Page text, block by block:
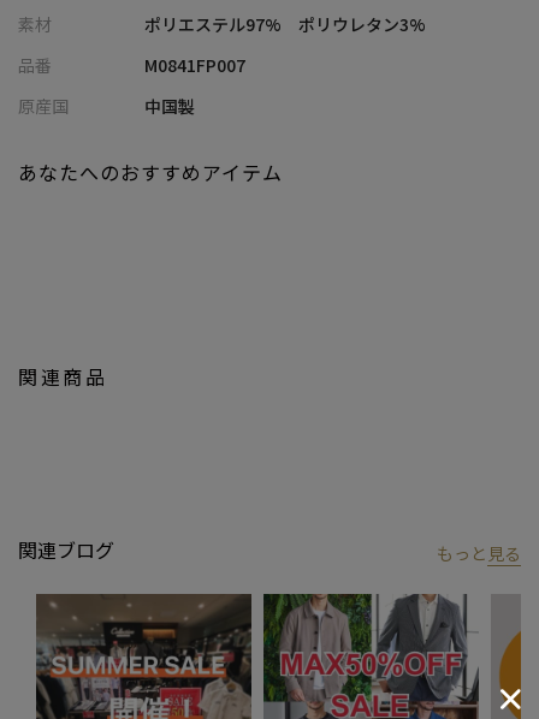
大人スタイルを演出します。
心地にこだわったアイテムを展開。
※屋外での撮影画像は光の加減で、実際の商品より明るく見える
場合が御座います。商品の色味は生地アップ・スタジオ撮影の画
像をご参考下さい。
※画像の商品はサンプルとなりますので実際の商品と仕様、加
工、サイズが若干異なる場合がございます。
素材
ポリエステル97% ポリウレタン3%
品番
M0841FP007
原産国
中国製
関連商品
あなたへのおすすめアイテム
関連ブログ もっと 見る